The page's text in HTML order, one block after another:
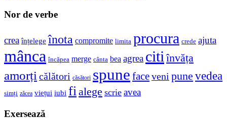
Nor de verbe
crea înțelege înota compromite limita procura crede ajuta
mânca încăpea merge cânta bea agrea citiînvăța
amorți călători căsători spune faceveni pune vedea
simți zăcea viețui iubi fialege scrie avea
Exersează